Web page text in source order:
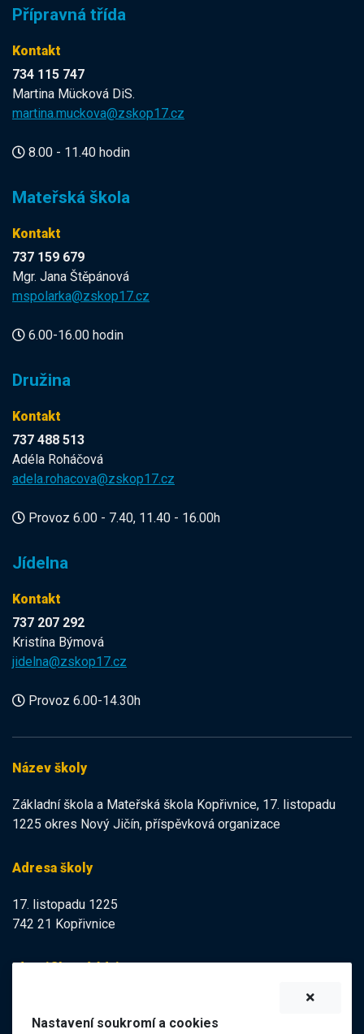
Přípravná třída
Kontakt
734 115 747
Martina Mücková DiS.
martina.muckova@zskop17.cz
8.00 - 11.40 hodin
Mateřská škola
Kontakt
737 159 679
Mgr. Jana Štěpánová
mspolarka@zskop17.cz
6.00-16.00 hodin
Družina
Kontakt
737 488 513
Adéla Roháčová
adela.rohacova@zskop17.cz
Provoz 6.00 - 7.40, 11.40 - 16.00h
Jídelna
Kontakt
737 207 292
Kristína Býmová
jidelna@zskop17.cz
Provoz 6.00-14.30h
Název školy
Základní škola a Mateřská škola Kopřivnice, 17. listopadu
1225 okres Nový Jičín, příspěvková organizace
Adresa školy
17. listopadu 1225
742 21 Kopřivnice
Identifikační údaje
IČO:47998121
Nastavení soukromí a cookies